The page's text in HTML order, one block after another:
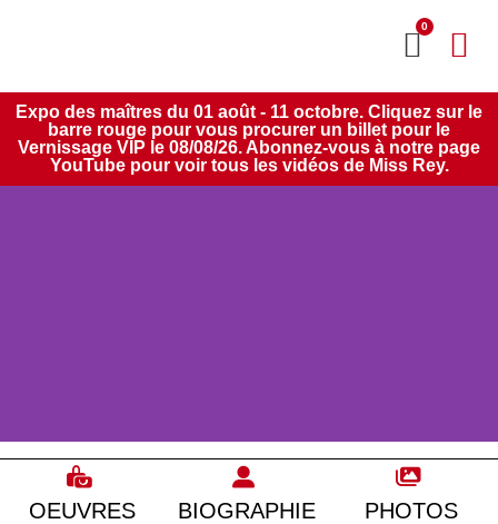
0
Expo des maîtres du 01 août - 11 octobre. Cliquez sur le
barre rouge pour vous procurer un billet pour le
Vernissage VIP le 08/08/26. Abonnez-vous à notre page
YouTube pour voir tous les vidéos de Miss Rey.
Céline Martel
OEUVRES BIOGRAPHIE PHOTOS